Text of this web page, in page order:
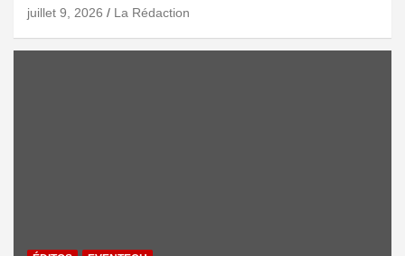
électronique B2B pour accélérer les
juillet 9, 2026 La Rédaction